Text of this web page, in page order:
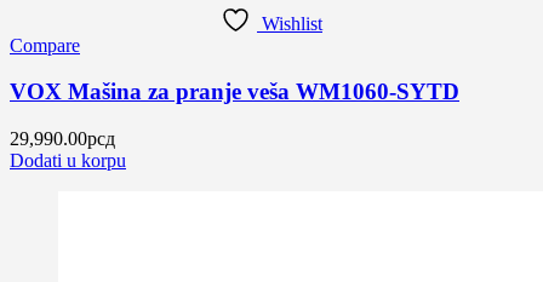
Wishlist
Compare
VOX Mašina za pranje veša WM1060-SYTD
29,990.00рсд
Dodati u korpu